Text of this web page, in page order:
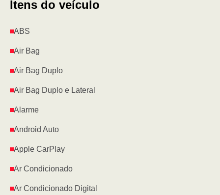
Itens do veículo
ABS
Air Bag
Air Bag Duplo
Air Bag Duplo e Lateral
Alarme
Android Auto
Apple CarPlay
Ar Condicionado
Ar Condicionado Digital